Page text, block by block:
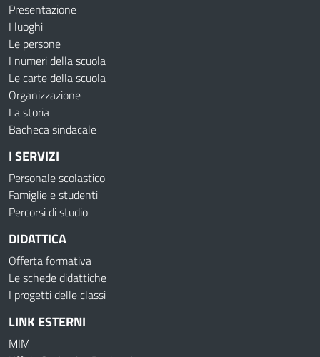
Presentazione
I luoghi
Le persone
I numeri della scuola
Le carte della scuola
Organizzazione
La storia
Bacheca sindacale
I SERVIZI
Personale scolastico
Famiglie e studenti
Percorsi di studio
DIDATTICA
Offerta formativa
Le schede didattiche
I progetti delle classi
LINK ESTERNI
MIM